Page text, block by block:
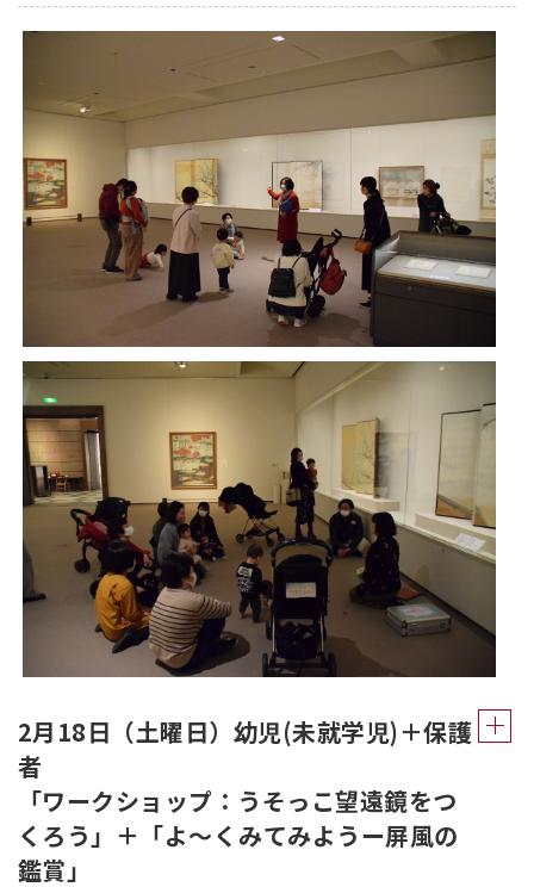
2月18日（土曜日）幼児(未就学児)＋保護
者
「ワークショップ：うそっこ望遠鏡をつ
くろう」＋「よ～くみてみようー屏風の
鑑賞」